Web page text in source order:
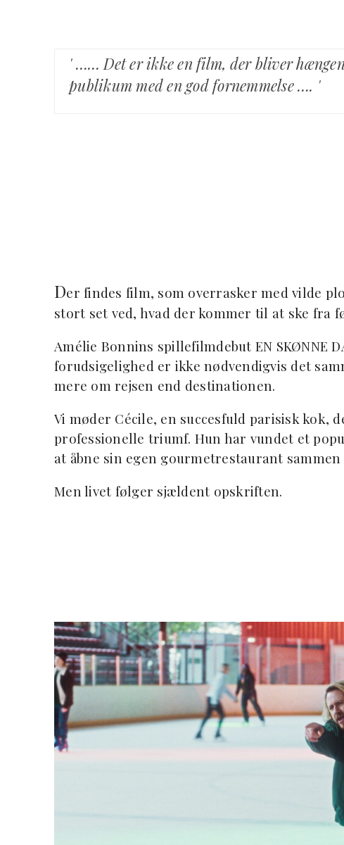
' …… Det er ikke en film, der bliver
publikum med en god fornemmelse …. '
Der findes film, som overrasker med vilde
stort set ved, hvad der kommer til at ske fra
Amélie Bonnins spillefilmdebut EN SKØNNE
forudsigelighed er ikke nødvendigvis det
mere om rejsen end destinationen.
Vi møder Cécile, en succesfuld parisisk kok,
professionelle triumf. Hun har vundet et
at åbne sin egen gourmetrestaurant
Men livet følger sjældent opskriften.